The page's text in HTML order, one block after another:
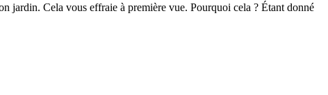
jardin. Cela vous effraie à première vue. Pourquoi cela ? Étant donné